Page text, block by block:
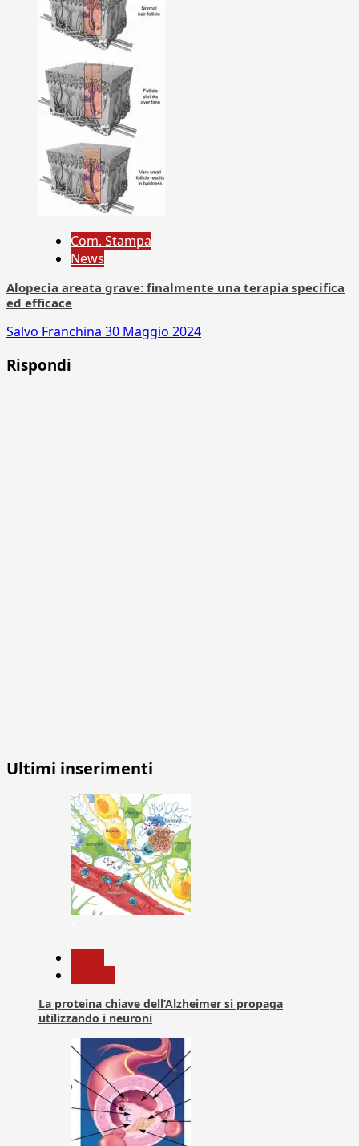
Com. Stampa
News
Alopecia areata grave: finalmente una terapia specifica
ed efficace
Salvo Franchina 30 Maggio 2024
Rispondi
Ultimi inserimenti
La proteina chiave dell’Alzheimer si propaga
utilizzando i neuroni